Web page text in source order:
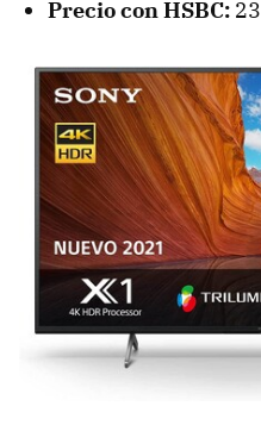
Precio con HSBC: